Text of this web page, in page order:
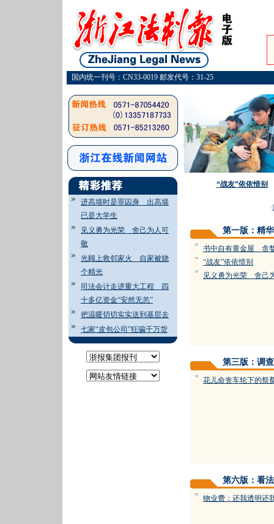
国内统一刊号：CN33-0019 邮发代号：31-25
进高墙时是罪囚身 出高墙
已是大学生
见义勇为光荣 舍己为人可
敬
光顾上救邻家火 自家被烧
个精光
司法会计走进重大工程 四
十多亿资金“安然无恙”
把温暖切切实实送到基层去
七家“皮包公司”狂骗千万货
“战友”依依惜别
第一版：精
= 书中自有黄金屋 贪
= “战友”依依惜别
= 见义勇为光荣 舍己
第三版：调查
= 花儿命丧车轮下的祭
第六版：看法
= 物业费：还我透明还